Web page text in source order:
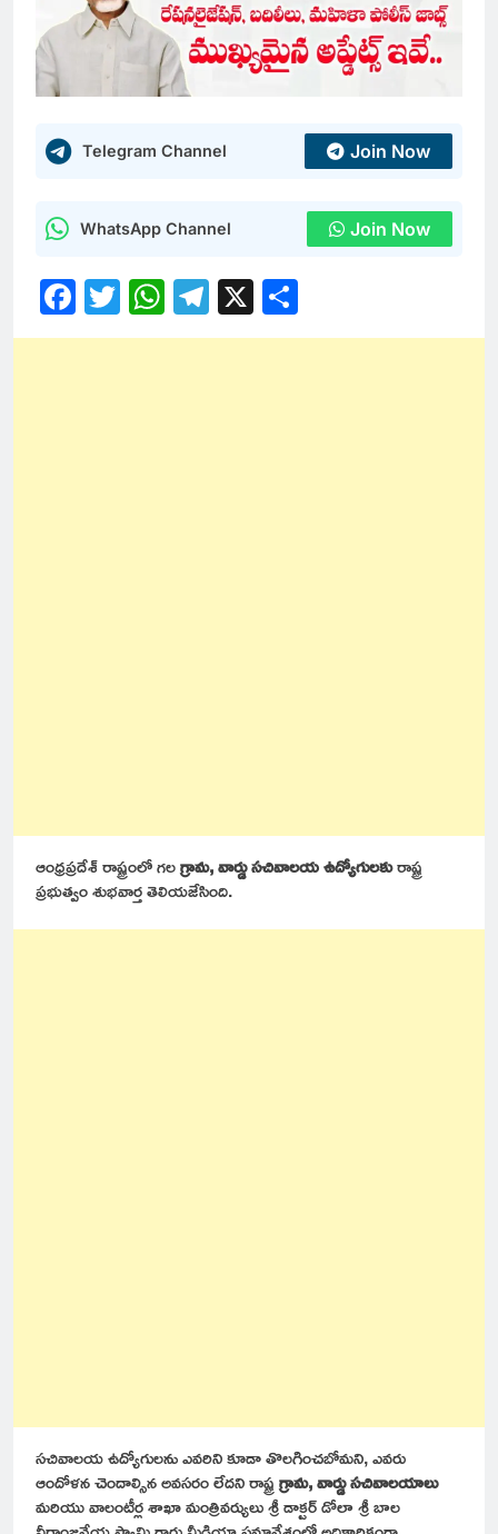
Telegram Channel Join Now
WhatsApp Channel Join Now
Facebook
Twitter
WhatsApp
Telegram
X
ఆంధ్రప్రదేశ్ రాష్ట్రంలో గలగ్రామ, వార్డు సచివాలయ ఉద్యోగులకురాష్ట్ర
ప్రభుత్వం శుభవార్త తెలియజేసింది.
సచివాలయ ఉద్యోగులను ఎవరిని కూడా తొలగించబోమని, ఎవరు
ఆందోళన చెందాల్సిన అవసరం లేదని రాష్ట్రగ్రామ, వార్డు సచివాలయాలు
మరియు వాలంటీర్ల శాఖా మంత్రివర్యులు శ్రీ డాక్టర్ డోలా శ్రీ బాల